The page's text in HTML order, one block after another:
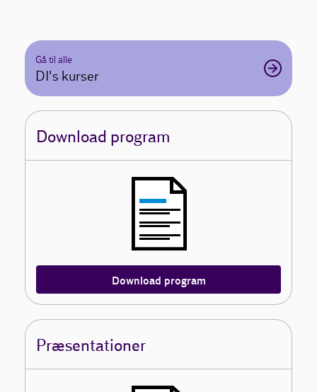
Gå til alle
DI's kurser
Download program
Download program
Præsentationer